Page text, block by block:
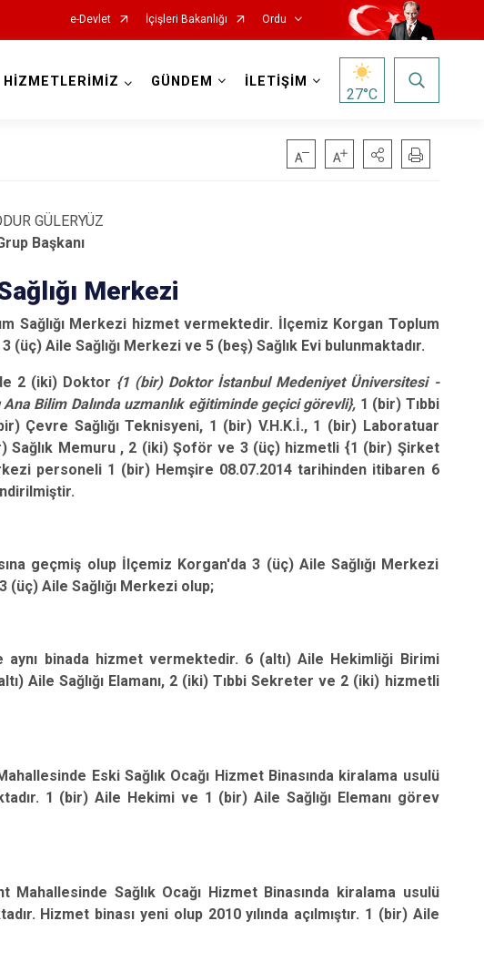
e-Devlet İçişleri Bakanlığı Ordu
Kumru
Perşembe
Ulubey
Ünye
HİZMETLERİMİZ GÜNDEM İLETİŞİM
27°C
GÜLERYÜZ
Başkanı
Merkezi
Sağlığı Merkezi hizmet vermektedir. İlçemiz Korgan Toplum
(üç) Aile Sağlığı Merkezi ve 5 (beş) Sağlık Evi bulunmaktadır.
2 (iki) Doktor {1 (bir) Doktor İstanbul Medeniyet Üniversitesi -
Bilim Dalında uzmanlık eğitiminde geçici görevli}, 1 (bir) Tıbbi
Çevre Sağlığı Teknisyeni, 1 (bir) V.H.K.İ., 1 (bir) Laboratuar
Sağlık Memuru , 2 (iki) Şoför ve 3 (üç) hizmetli {1 (bir) Şirket
personeli 1 (bir) Hemşire 08.07.2014 tarihinden itibaren 6
geçmiş olup İlçemiz Korgan'da 3 (üç) Aile Sağlığı Merkezi
(üç) Aile Sağlığı Merkezi olup;
aynı binada hizmet vermektedir. 6 (altı) Aile Hekimliği Birimi
Aile Sağlığı Elamanı, 2 (iki) Tıbbi Sekreter ve 2 (iki) hizmetli
Eski Sağlık Ocağı Hizmet Binasında kiralama usulü
1 (bir) Aile Hekimi ve 1 (bir) Aile Sağlığı Elemanı görev
Mahallesinde Sağlık Ocağı Hizmet Binasında kiralama usulü
Hizmet binası yeni olup 2010 yılında açılmıştır. 1 (bir) Aile